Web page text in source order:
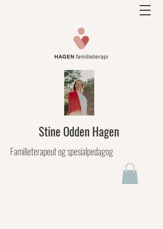
Stine Odden Hagen
Familieterapeut og spesialpedagog